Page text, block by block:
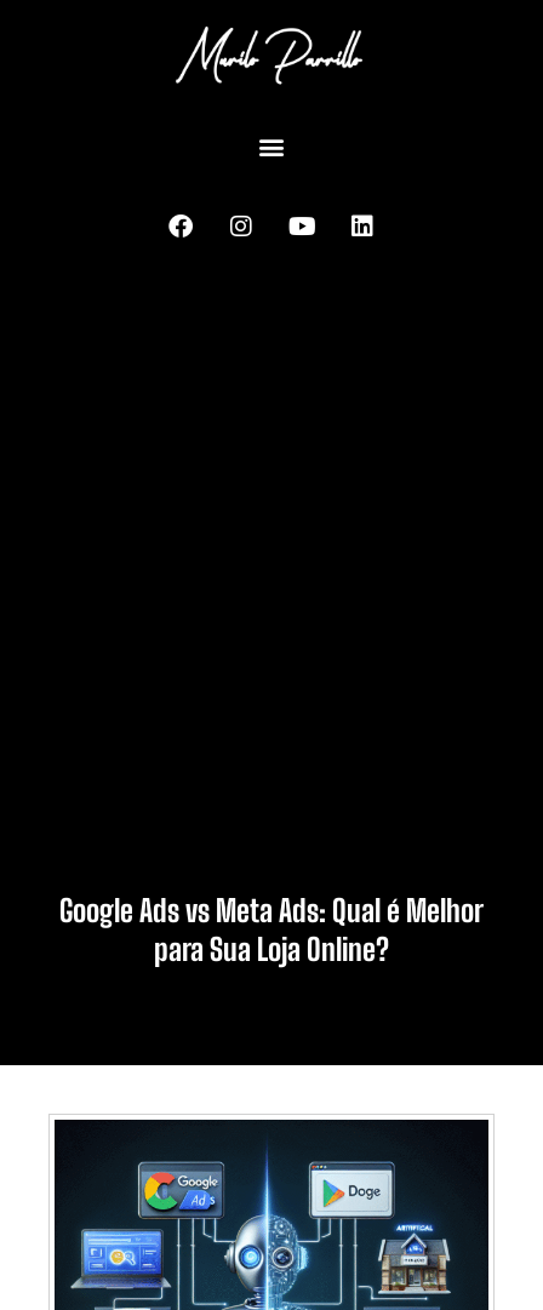
Google Ads vs Meta Ads: Qual é Melhor
para Sua Loja Online?